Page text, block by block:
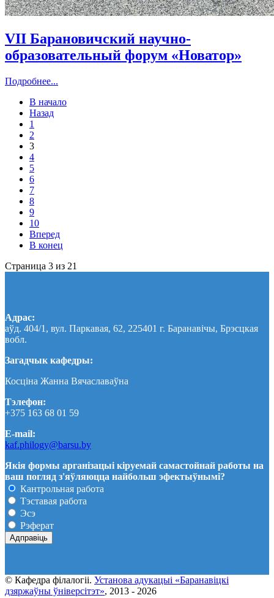
VII Барановичский научно-
образовательный форум «Новатор»
Подробнее...
В начало
Назад
1
2
3
4
5
6
7
8
9
10
Вперед
В конец
Страница 3 из 21
Адрас:
аўд. 404/1, вул. Паркавая, 62, 225401 г. Баранавічы, Брэсцкая
вобл.
Загадчык кафедры:
Косціна Жанна Вячаславаўна
Тэлефон:
+375 163 68 01 59
E-mail:
kaf.philogy@barsu.by
Якія формы арганізацыі кіруемай самастойнай работы на
ваш погляд з'яўляюцца найбольш эфектыўнымі?
Кантрольная работа
Тэставая работа
Эсэ
Рэферат
© Кафедра фiлалогii. Установа адукацыi «Баранавіцкі
дзяржаўны ўніверсітэт», 2013 - 2026